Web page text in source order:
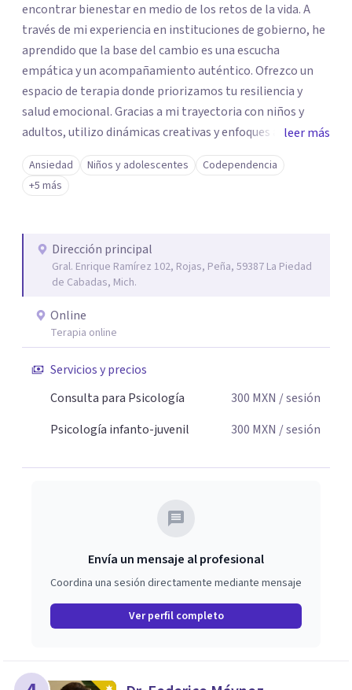
encontrar bienestar en medio de los retos de la vida. A
través de mi experiencia en instituciones de gobierno, he
aprendido que la base del cambio es una escucha
empática y un acompañamiento auténtico. ​Ofrezco un
espacio de terapia donde priorizamos tu resiliencia y
salud emocional. Gracias a mi trayectoria con niños y
adultos, utilizo dinámicas creativas y enfoques adaptados
a tus necesidades específicas. Estoy aquí para escucharte
y brindarte las herramientas necesarias para fortalecer
tu paz mental.
leer más
Ansiedad Niños y adolescentes
Codependencia
+5 más
Dirección principal
Gral. Enrique Ramírez 102, Rojas, Peña, 59387 La Piedad
de Cabadas, Mich.
Online
Terapia online
Servicios y precios
Consulta para Psicología
300 MXN / sesión
Psicología infanto-juvenil
300 MXN / sesión
Envía un mensaje al profesional
Coordina una sesión directamente mediante mensaje
Ver perfil completo